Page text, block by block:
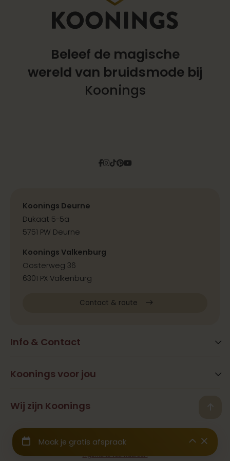
Beleef de magische
wereld van bruidsmode bij
Koonings
Facebook
Instagram
Tiktok
Pinterest
YouTube
Info & Contact
FAQ
Vestigingen
Samenwerkingen & Pers
Werken bij
Koonings voor jou
Beauty
Trouwjurken
Trouwpakken
Wij zijn Koonings
Geschiedenis
Binnenkijken
Koonings Deurne
Dukaat 5-5a
5751 PW Deurne
Koonings Valkenburg
Oosterweg 36
6301 PX Valkenburg
Contact & route
Wij zijn aangesloten bij het
CBW Garantiefonds
Algemene voorwaarden